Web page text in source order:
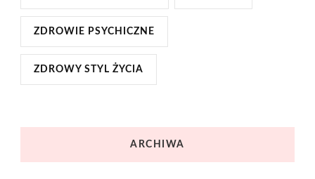
ZDROWIE PSYCHICZNE
ZDROWY STYL ŻYCIA
ARCHIWA